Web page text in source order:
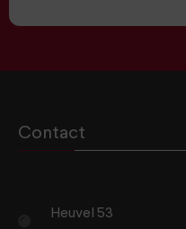
Contact
Heuvel 53